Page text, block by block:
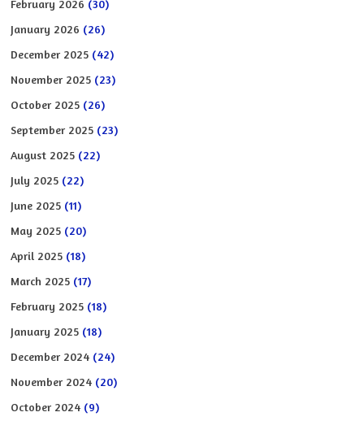
February 2026 (30)
January 2026 (26)
December 2025 (42)
November 2025 (23)
October 2025 (26)
September 2025 (23)
August 2025 (22)
July 2025 (22)
June 2025 (11)
May 2025 (20)
April 2025 (18)
March 2025 (17)
February 2025 (18)
January 2025 (18)
December 2024 (24)
November 2024 (20)
October 2024 (9)